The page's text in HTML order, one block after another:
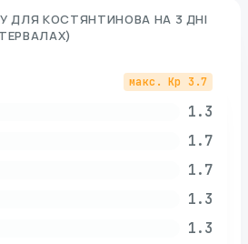
ДЛЯ КОСТЯНТИНОВА НА 3 ДНІ
макс. Kp 3.7
1.3
1.7
1.7
1.3
1.3